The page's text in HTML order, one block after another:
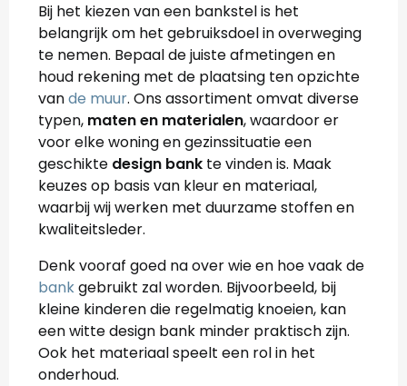
Bij het kiezen van een bankstel is het
belangrijk om het gebruiksdoel in overweging
te nemen. Bepaal de juiste afmetingen en
houd rekening met de plaatsing ten opzichte
vande muur. Ons assortiment omvat diverse
typen, maten en materialen, waardoor er
voor elke woning en gezinssituatie een
geschikte design bank te vinden is. Maak
keuzes op basis van kleur en materiaal,
waarbij wij werken met duurzame stoffen en
kwaliteitsleder.
Denk vooraf goed na over wie en hoe vaak de
bankgebruikt zal worden. Bijvoorbeeld, bij
kleine kinderen die regelmatig knoeien, kan
een witte design bank minder praktisch zijn.
Ook het materiaal speelt een rol in het
onderhoud.